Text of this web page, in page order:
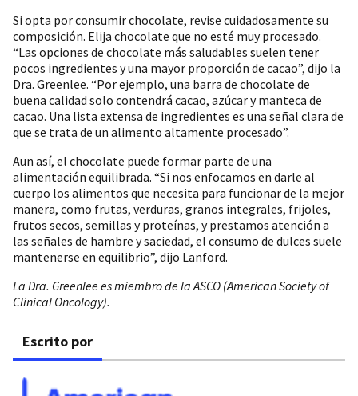
Si opta por consumir chocolate, revise cuidadosamente su
composición. Elija chocolate que no esté muy procesado.
“Las opciones de chocolate más saludables suelen tener
pocos ingredientes y una mayor proporción de cacao”, dijo la
Dra. Greenlee. “Por ejemplo, una barra de chocolate de
buena calidad solo contendrá cacao, azúcar y manteca de
cacao. Una lista extensa de ingredientes es una señal clara de
que se trata de un alimento altamente procesado”.
Aun así, el chocolate puede formar parte de una
alimentación equilibrada. “Si nos enfocamos en darle al
cuerpo los alimentos que necesita para funcionar de la mejor
manera, como frutas, verduras, granos integrales, frijoles,
frutos secos, semillas y proteínas, y prestamos atención a
las señales de hambre y saciedad, el consumo de dulces suele
mantenerse en equilibrio”, dijo Lanford.
La Dra. Greenlee es miembro de la ASCO (American Society of
Clinical Oncology).
Escrito por